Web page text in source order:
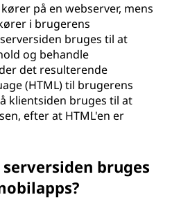
på en webserver, mens
i brugerens
bruges til at
og behandle
det resulterende
(HTML) til brugerens
klientsiden bruges til at
efter at HTML'en er
bruges